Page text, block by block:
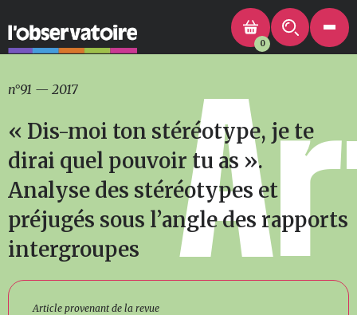
0
n°91 — 2017
« Dis-moi ton stéréotype, je te
dirai quel pouvoir tu as ».
Analyse des stéréotypes et
préjugés sous l’angle des rapports
intergroupes
Article provenant de la revue